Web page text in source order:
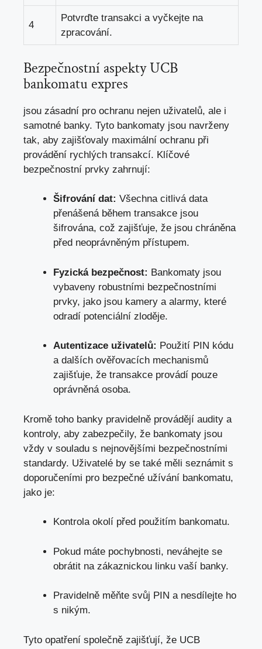
4
Potvrďte transakci a vyčkejte na
zpracování.
Bezpečnostní aspekty UCB
bankomatu expres
jsou zásadní pro ochranu nejen uživatelů, ale i
samotné banky. Tyto bankomaty jsou navrženy
tak, aby zajišťovaly maximální ochranu při
provádění rychlých transakcí. Klíčové
bezpečnostní prvky zahrnují:
Šifrování dat: Všechna citlivá data
přenášená během transakce jsou
šifrována, což zajišťuje, že jsou chráněna
před neoprávněným přístupem.
Fyzická bezpečnost: Bankomaty jsou
vybaveny robustními bezpečnostními
prvky, jako jsou kamery a alarmy, které
odradí potenciální zloděje.
Autentizace uživatelů: Použití PIN kódu
a dalších ověřovacích mechanismů
zajišťuje, že transakce provádí pouze
oprávněná osoba.
Kromě toho banky pravidelně provádějí audity a
kontroly, aby zabezpečily, že bankomaty jsou
vždy v souladu s nejnovějšími bezpečnostními
standardy. Uživatelé by se také měli seznámit s
doporučeními pro bezpečné užívání bankomatu,
jako je:
Kontrola okolí před použitím bankomatu.
Pokud máte pochybnosti, neváhejte se
obrátit na zákaznickou linku vaší banky.
Pravidelně měňte svůj PIN a nesdílejte ho
s nikým.
Tyto opatření společně zajišťují, že UCB